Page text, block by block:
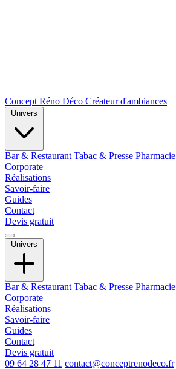
Concept Réno Déco Créateur d'ambiances
Bar & Restaurant Tabac & Presse Pharmacie
Corporate
Réalisations
Savoir-faire
Guides
Contact
Devis gratuit
Univers
Bar & Restaurant Tabac & Presse Pharmacie
Corporate
Réalisations
Savoir-faire
Guides
Contact
Devis gratuit
09 64 28 47 11 contact@conceptrenodeco.fr